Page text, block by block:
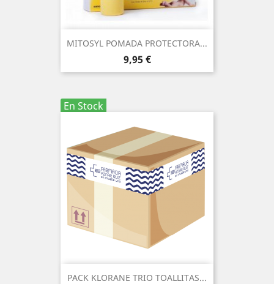
MITOSYL POMADA PROTECTORA...
Precio
9,95 €
En Stock
PACK KLORANE TRIO TOALLITAS...